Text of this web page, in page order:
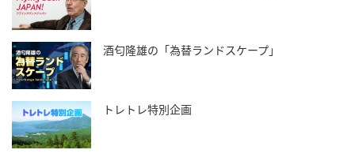
酒匂隆雄の「為替ランドスケープ」
トレトレ特別企画